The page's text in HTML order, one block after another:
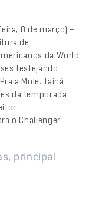
8 de março) –
de
da World
festejando
Mole. Tainá
da temporada
o Challenger
, principal